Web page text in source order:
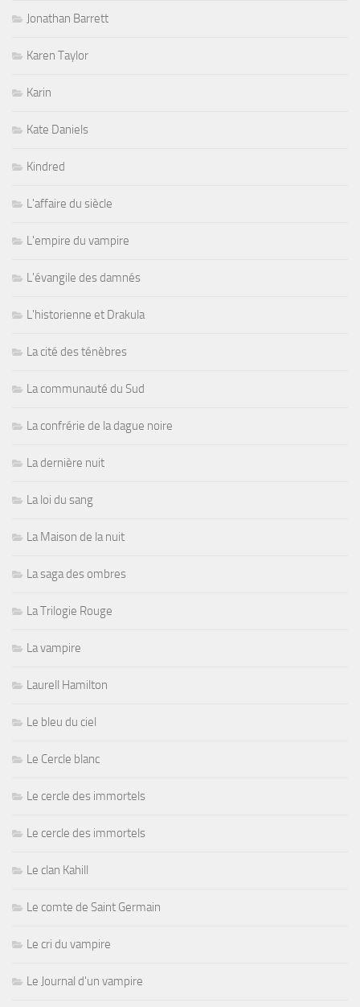
Jonathan Barrett
Karen Taylor
Karin
Kate Daniels
Kindred
L'affaire du siècle
L'empire du vampire
L'évangile des damnés
L'historienne et Drakula
La cité des ténèbres
La communauté du Sud
La confrérie de la dague noire
La dernière nuit
La loi du sang
La Maison de la nuit
La saga des ombres
La Trilogie Rouge
La vampire
Laurell Hamilton
Le bleu du ciel
Le Cercle blanc
Le cercle des immortels
Le cercle des immortels
Le clan Kahill
Le comte de Saint Germain
Le cri du vampire
Le Journal d'un vampire